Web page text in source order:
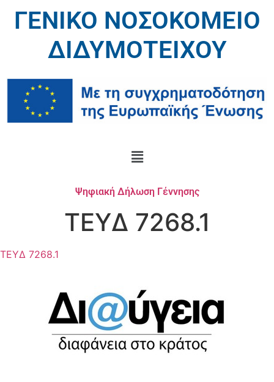
ΓΕΝΙΚΟ ΝΟΣΟΚΟΜΕΙΟ
ΔΙΔΥΜΟΤΕΙΧΟΥ
Ψηφιακή Δήλωση Γέννησης
ΤΕΥΔ 7268.1
ΤΕΥΔ 7268.1